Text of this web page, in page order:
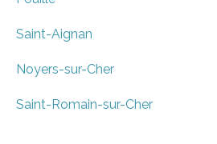
Saint-Aignan
Noyers-sur-Cher
Saint-Romain-sur-Cher